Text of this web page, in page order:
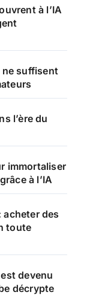
à l’IA
ne suffisent
l’ère du
immortaliser
à l’IA
acheter des
toute
devenu
décrypte